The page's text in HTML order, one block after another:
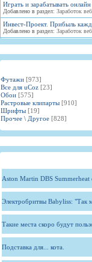
Играть и зарабатывать онлайн
Добавлено в раздел: Заработок
Инвест-Проект. Прибыль
Добавлено в раздел: Заработок
Футажи [973]
Все для uCoz [23]
Обои [575]
Растровые клипарты [910]
Шрифты [19]
Прочее \ Другое [828]
Aston Martin DBS Summerheat
Электробритвы Babyliss: "Так
Такие места скоро будут
Подставка для... кота.